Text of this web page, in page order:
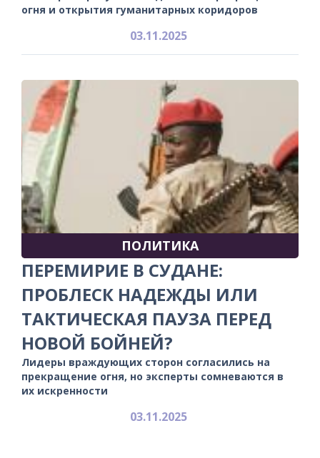
огня и открытия гуманитарных коридоров
03.11.2025
ПОЛИТИКА
ПЕРЕМИРИЕ В СУДАНЕ:
ПРОБЛЕСК НАДЕЖДЫ ИЛИ
ТАКТИЧЕСКАЯ ПАУЗА ПЕРЕД
НОВОЙ БОЙНЕЙ?
Лидеры враждующих сторон согласились на
прекращение огня, но эксперты сомневаются в
их искренности
03.11.2025